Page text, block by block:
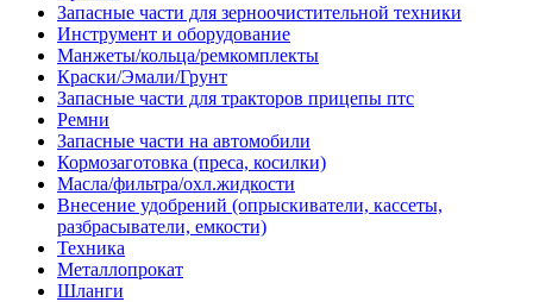
Запасные части для зерноочистительной техники
Инструмент и оборудование
Манжеты/кольца/ремкомплекты
Краски/Эмали/Грунт
Запасные части для тракторов прицепы птс
Ремни
Запасные части на автомобили
Кормозаготовка (преса, косилки)
Масла/фильтра/охл.жидкости
Внесение удобрений (опрыскиватели, кассеты,
разбрасыватели, емкости)
Техника
Металлопрокат
Шланги